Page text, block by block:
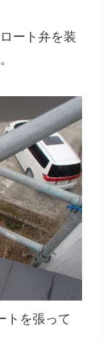
ート弁を装
トを張って